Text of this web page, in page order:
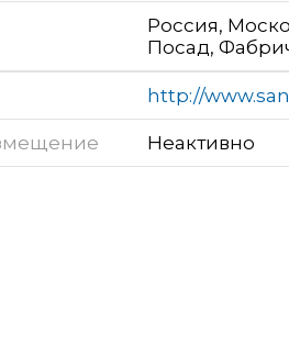
Россия,
Посад,
http://
Неактивно